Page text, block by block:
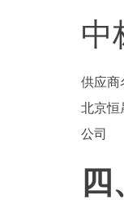
中
供应商
北京恒
公司